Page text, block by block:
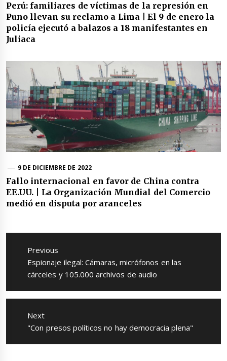
Perú: familiares de víctimas de la represión en
Puno llevan su reclamo a Lima | El 9 de enero la
policía ejecutó a balazos a 18 manifestantes en
Juliaca
9 DE DICIEMBRE DE 2022
Fallo internacional en favor de China contra
EE.UU. | La Organización Mundial del Comercio
medió en disputa por aranceles
Navegación
entradas
Previous
Previous
post:
Espionaje ilegal: Cámaras, micrófonos en las
cárceles y 105.000 archivos de audio
Next
Next
"Con presos políticos no hay democracia plena"